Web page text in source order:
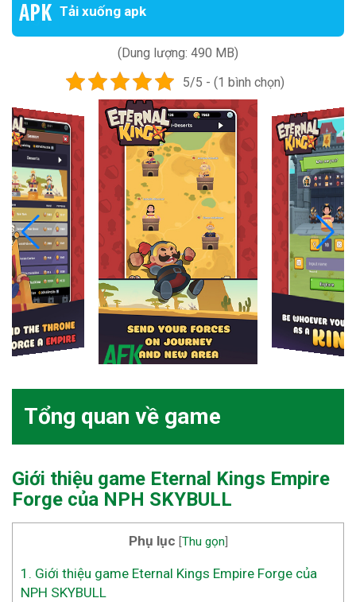
Tải xuống apk
(Dung lượng: 490 MB)
5/5 - (1 bình chọn)
Tổng quan về game
Giới thiệu game Eternal Kings Empire
Forge của NPH SKYBULL
Phụ lục [Thu gọn]
1. Giới thiệu game Eternal Kings Empire Forge của
NPH SKYBULL